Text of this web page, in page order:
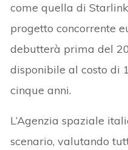
come quella di
progetto concorrente
debutterà prima del
disponibile al costo di
cinque anni.
L’Agenzia spaziale
scenario, valutando